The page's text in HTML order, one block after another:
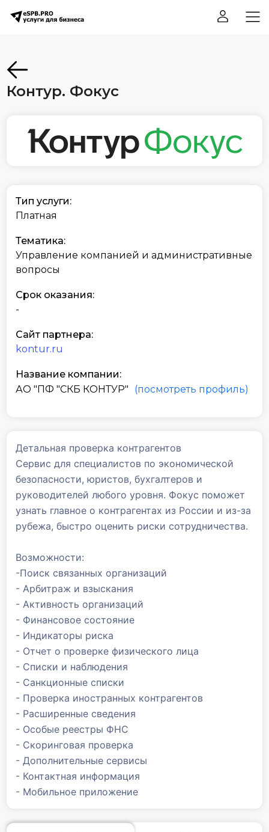
Контур. Фокус
Тип услуги:
Платная
Тематика:
Управление компанией и административные
вопросы
Срок оказания:
-
Сайт партнера:
kontur.ru
Название компании:
АО "ПФ "СКБ КОНТУР"
(посмотреть профиль)
Детальная проверка контрагентов
Сервис для специалистов по экономической
безопасности, юристов, бухгалтеров и
руководителей любого уровня. Фокус поможет
узнать главное о контрагентах из России и из-за
рубежа, быстро оценить риски сотрудничества.
Возможности:
-Поиск связанных организаций
- Арбитраж и взыскания
- Активность организаций
- Финансовое состояние
- Индикаторы риска
- Отчет о проверке физического лица
- Списки и наблюдения
- Санкционные списки
- Проверка иностранных контрагентов
- Расширенные сведения
- Особые реестры ФНС
- Скоринговая проверка
- Дополнительные сервисы
- Контактная информация
- Мобильное приложение